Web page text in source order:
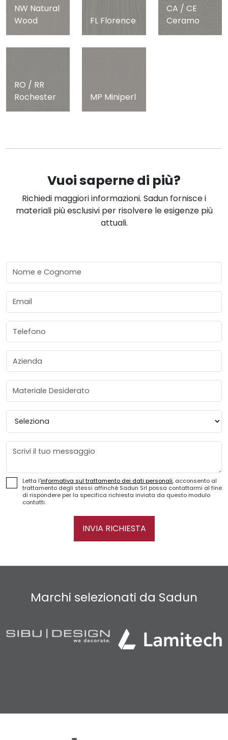
NW Natural
Wood
FL Florence
CA / CE
Ceramo
RO / RR
Rochester
MP Miniperl
Vuoi saperne di più?
Richiedi maggiori informazioni. Sadun fornisce i
materiali più esclusivi per risolvere le esigenze più
attuali.
Nome e Cognome
Email
Telefono
Azienda
Materiale Desiderato
Provincia
Messaggio
Letta l'informativa sul trattamento dei dati personali, acconsento al
trattamento degli stessi affinché Sadun Srl possa contattarmi al fine
di rispondere per la specifica richiesta inviata da questo modulo
contatti.
INVIA RICHIESTA
Marchi selezionati da Sadun